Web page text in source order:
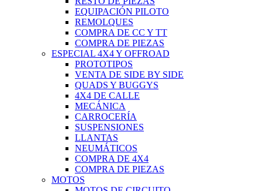
EQUIPACIÓN PILOTO
REMOLQUES
COMPRA DE CC Y TT
COMPRA DE PIEZAS
ESPECIAL 4X4 Y OFFROAD
PROTOTIPOS
VENTA DE SIDE BY SIDE
QUADS Y BUGGYS
4X4 DE CALLE
MECÁNICA
CARROCERÍA
SUSPENSIONES
LLANTAS
NEUMÁTICOS
COMPRA DE 4X4
COMPRA DE PIEZAS
MOTOS